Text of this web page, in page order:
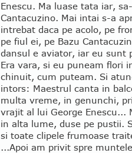
Enescu. Ma luase tata iar,
Cantacuzino. Mai intai s-a
intrebat daca pe acolo, pe
pe fiul ei, pe Bazu
dansul e aviator, iar eu sunt
Era vara, si eu puneam flori
chinuit, cum puteam. Si
intors: Maestrul canta in
multa vreme, in genunchi,
vrajit al lui George Enescu...
in alta lume, duse pe pustii.
si toate clipele frumoase
...Apoi am privit spre